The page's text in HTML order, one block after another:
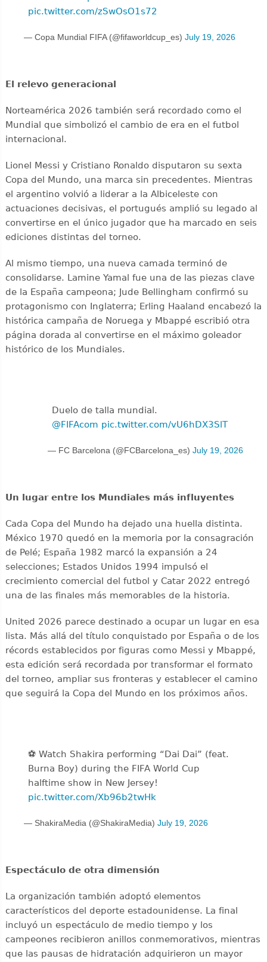
pic.twitter.com/zSwOsO1s72
— Copa Mundial FIFA (@fifaworldcup_es) July 19, 2026
El relevo generacional
Norteamérica 2026 también será recordado como el
Mundial que simbolizó el cambio de era en el futbol
internacional.
Lionel Messi y Cristiano Ronaldo disputaron su sexta
Copa del Mundo, una marca sin precedentes. Mientras
el argentino volvió a liderar a la Albiceleste con
actuaciones decisivas, el portugués amplió su legado al
convertirse en el único jugador que ha marcado en seis
ediciones distintas del torneo.
Al mismo tiempo, una nueva camada terminó de
consolidarse. Lamine Yamal fue una de las piezas clave
de la España campeona; Jude Bellingham confirmó su
protagonismo con Inglaterra; Erling Haaland encabezó la
histórica campaña de Noruega y Mbappé escribió otra
página dorada al convertirse en el máximo goleador
histórico de los Mundiales.
Duelo de talla mundial.
@FIFAcom pic.twitter.com/vU6hDX3SlT
— FC Barcelona (@FCBarcelona_es) July 19, 2026
Un lugar entre los Mundiales más influyentes
Cada Copa del Mundo ha dejado una huella distinta.
México 1970 quedó en la memoria por la consagración
de Pelé; España 1982 marcó la expansión a 24
selecciones; Estados Unidos 1994 impulsó el
crecimiento comercial del futbol y Catar 2022 entregó
una de las finales más memorables de la historia.
United 2026 parece destinado a ocupar un lugar en esa
lista. Más allá del título conquistado por España o de los
récords establecidos por figuras como Messi y Mbappé,
esta edición será recordada por transformar el formato
del torneo, ampliar sus fronteras y establecer el camino
que seguirá la Copa del Mundo en los próximos años.
⚽️️ Watch Shakira performing “Dai Dai” (feat.
Burna Boy) during the FIFA World Cup
halftime show in New Jersey!
pic.twitter.com/Xb96b2twHk
— ShakiraMedia (@ShakiraMedia) July 19, 2026
Espectáculo de otra dimensión
La organización también adoptó elementos
característicos del deporte estadounidense. La final
incluyó un espectáculo de medio tiempo y los
campeones recibieron anillos conmemorativos, mientras
que las pausas de hidratación adquirieron un mayor